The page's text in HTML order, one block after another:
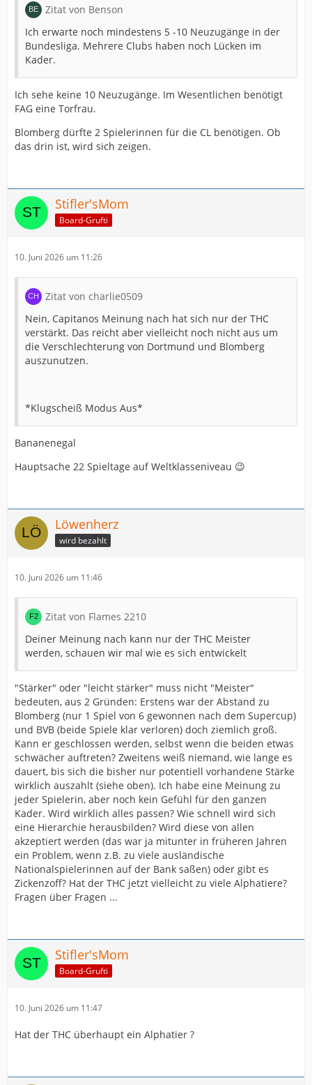
Zitat von Benson
Ich erwarte noch mindestens 5 -10 Neuzugänge in der
Bundesliga. Mehrere Clubs haben noch Lücken im
Kader.
Ich sehe keine 10 Neuzugänge. Im Wesentlichen benötigt
FAG eine Torfrau.
Blomberg dürfte 2 Spielerinnen für die CL benötigen. Ob
das drin ist, wird sich zeigen.
Stifler'sMom
Board-Grufti
10. Juni 2026 um 11:26
Zitat von charlie0509
Nein, Capitanos Meinung nach hat sich nur der THC
verstärkt. Das reicht aber vielleicht noch nicht aus um
die Verschlechterung von Dortmund und Blomberg
auszunutzen.
*Klugscheiß Modus Aus*
Bananenegal
Hauptsache 22 Spieltage auf Weltklasseniveau 😉
Löwenherz
wird bezahlt
10. Juni 2026 um 11:46
Zitat von Flames 2210
Deiner Meinung nach kann nur der THC Meister
werden, schauen wir mal wie es sich entwickelt
"Stärker" oder "leicht stärker" muss nicht "Meister"
bedeuten, aus 2 Gründen: Erstens war der Abstand zu
Blomberg (nur 1 Spiel von 6 gewonnen nach dem Supercup)
und BVB (beide Spiele klar verloren) doch ziemlich groß.
Kann er geschlossen werden, selbst wenn die beiden etwas
schwächer auftreten? Zweitens weiß niemand, wie lange es
dauert, bis sich die bisher nur potentiell vorhandene Stärke
wirklich auszahlt (siehe oben). Ich habe eine Meinung zu
jeder Spielerin, aber noch kein Gefühl für den ganzen
Kader. Wird wirklich alles passen? Wie schnell wird sich
eine Hierarchie herausbilden? Wird diese von allen
akzeptiert werden (das war ja mitunter in früheren Jahren
ein Problem, wenn z.B. zu viele ausländische
Nationalspielerinnen auf der Bank saßen) oder gibt es
Zickenzoff? Hat der THC jetzt vielleicht zu viele Alphatiere?
Fragen über Fragen ...
Stifler'sMom
Board-Grufti
10. Juni 2026 um 11:47
Hat der THC überhaupt ein Alphatier ?